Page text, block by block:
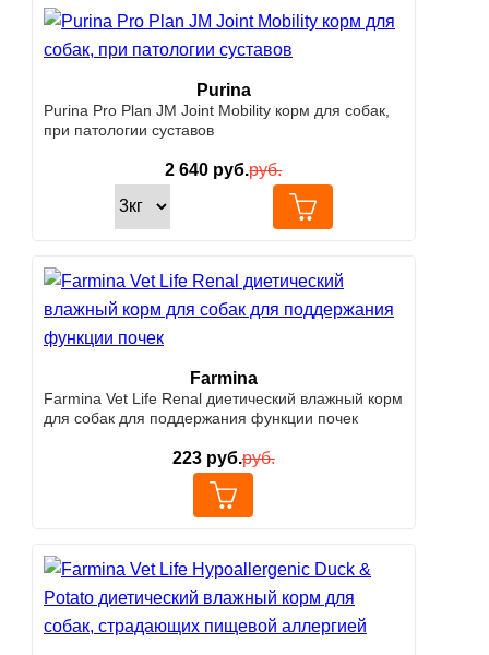
Purina
Purina Pro Plan JM Joint Mobility корм для собак,
при патологии суставов
2 640 руб.руб.
Farmina
Farmina Vet Life Renal диетический влажный корм
для собак для поддержания функции почек
223руб.руб.